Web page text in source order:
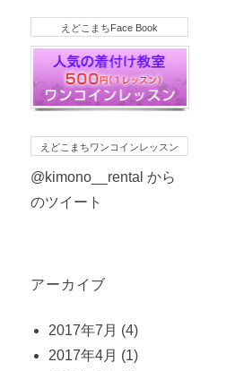
えどこまちFace Book
えどこまちワンコインレッスン
@kimono__rental から
のツイート
アーカイブ
2017年7月 (4)
2017年4月 (1)